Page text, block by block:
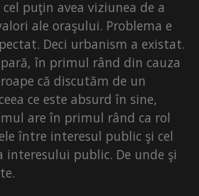
puţin avea viziunea de a
ale oraşului. Problema e
Deci urbanism a existat.
în primul rând din cauza
că discutăm de un
ce este absurd în sine,
are în primul rând ca rol
între interesul public şi cel
interesului public. De unde şi